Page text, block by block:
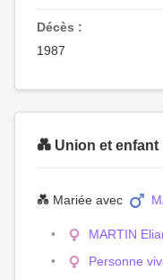
Décès :
1987
💑 Union et enfant
💑 Mariée avec
MARTIN
Personne